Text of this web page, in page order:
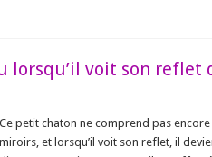
lorsqu’il voit son reflet
Ce petit chaton ne comprend pas
miroirs, et lorsqu’il voit son reflet, il